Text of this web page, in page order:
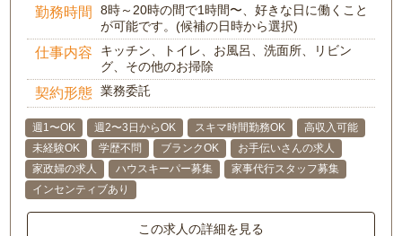
勤務時間
8時～20時の間で1時間〜、好きな日に働くこと
が可能です。(候補の日時から選択)
仕事内容
キッチン、トイレ、お風呂、洗面所、リビン
グ、その他のお掃除
契約形態 業務委託
週1〜OK 週2〜3日からOK スキマ時間勤務OK
高収入可能
未経験OK
学歴不問 ブランクOK
お手伝いさんの求人
家政婦の求人
ハウスキーパー募集
家事代行スタッフ募集
インセンティブあり
この求人の詳細を見る